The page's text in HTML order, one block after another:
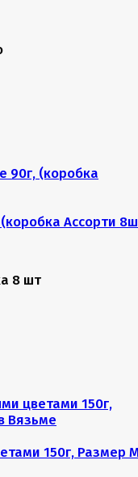
Ассорти
8 шт
150г, Размер